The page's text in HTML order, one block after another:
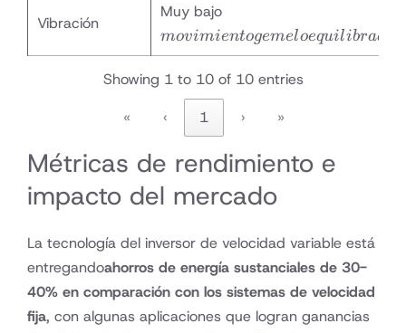
Vibración
Muy bajo
gemelo
equilibrado
movimientogemeloequilibrad
Showing 1 to 10 of 10 entries
«
‹ 1 › »
Métricas de rendimiento e
impacto del mercado
La tecnología del inversor de velocidad variable está
entregandoahorros de energía sustanciales de 30-
40% en comparación con los sistemas de velocidad
fija, con algunas aplicaciones que logran ganancias